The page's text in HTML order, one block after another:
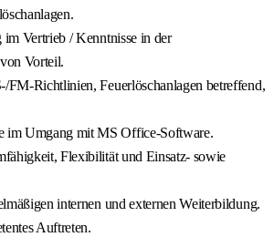
Vertrieb / Kenntnisse in der
Vorteil.
FM-Richtlinien, Feuerlöschanlagen betreffend,
im Umgang mit MS Office-Software.
Flexibilität und Einsatz- sowie
internen und externen Weiterbildung.
Auftreten.